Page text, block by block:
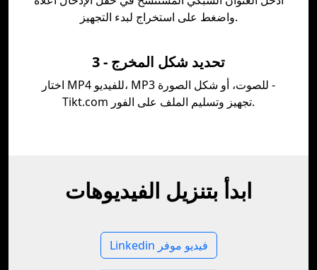
واضغط على استخراج لبدء التجهيز.
3 - تحديد شكل المخرج
اختار MP4 للفيديو، MP3 للصوت، أو شكل الصورة -
Tikt.com تجهيز وتسليم الملف على الفور.
ابدأ بتنزيل الفيديوهات
Linkedin فيديو موفر